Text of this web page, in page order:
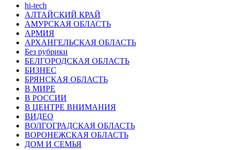
hi-tech
АЛТАЙСКИЙ КРАЙ
АМУРСКАЯ ОБЛАСТЬ
АРМИЯ
АРХАНГЕЛЬСКАЯ ОБЛАСТЬ
Без рубрики
БЕЛГОРОДСКАЯ ОБЛАСТЬ
БИЗНЕС
БРЯНСКАЯ ОБЛАСТЬ
В МИРЕ
В РОССИИ
В ЦЕНТРЕ ВНИМАНИЯ
ВИДЕО
ВОЛГОГРАДСКАЯ ОБЛАСТЬ
ВОРОНЕЖСКАЯ ОБЛАСТЬ
ДОМ И СЕМЬЯ